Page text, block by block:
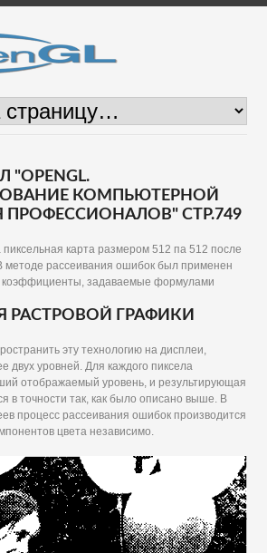
КОМПЬЮТЕРНОЙ
ПРОФЕССИОНАЛОВ" СТР.749
карта размером 512 па 512 после
методе рассеивания ошибок был применен
коэффициенты, задаваемые формулами
РАСТРОВОЙ ГРАФИКИ
эту технологию на дисплеи,
двух уровней. Для каждого пиксела
отображаемый уровень, и результирующая
в точности так, как было описано выше. В
процесс рассеивания ошибок производится
цвета независимо.